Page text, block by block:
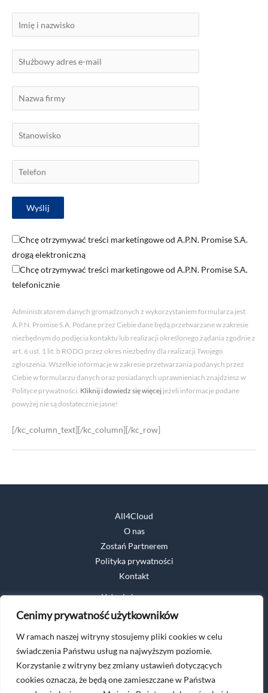
Cenimy prywatność użytkowników
W ramach naszej witryny stosujemy pliki cookies w celu
świadczenia Państwu usług na najwyższym poziomie.
Korzystanie z witryny bez zmiany ustawień dotyczących
cookies oznacza, że będą one zamieszczane w Państwa
Chcę otrzymywać treści marketingowe od A.P.N. Promise S.A.
drogą elektroniczną
Chcę otrzymywać treści marketingowe od A.P.N. Promise S.A.
telefonicznie
Administratorem danych gromadzonych z wykorzystaniem formularza jest
A.P.N. Promise S.A. Podane przez Ciebie dane będą przetwarzane w zakresie
niezbędnym do podjęcia kontaktu lub realizacji określonego żądania zgodnie z
art. 6 ust. 1 lit. b RODO przez okres niezbędny dla realizacji Twojego
zgłoszenia. Wszelkie informacje w zakresie przetwarzania podanych przez
Ciebie w formularzu danych oraz posiadanych uprawnieniach znajdziesz w
Polityce prywatności. Kliknij i dowiedz się więcej jeżeli informacje podane
powyżej nie są dostatecznie jasne!
[/kc_column_text][/kc_column][/kc_row]
All4Cloud
O nas
Zostań Partnerem
Polityka prywatności
Kontakt
Usługi chmurowe
Cyberbezpieczeństwo
Nowoczesne środowisko pracy